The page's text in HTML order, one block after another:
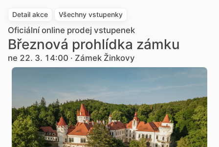
Detail akce Všechny vstupenky
Oficiální online prodej vstupenek
Březnová prohlídka zámku
ne 22. 3. 14:00 · Zámek Žinkovy